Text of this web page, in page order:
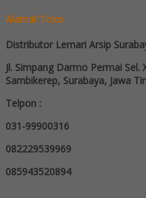
Alamat Toko
Distributor Lemari Arsip
Jl. Simpang Darmo Permai Sel.
Sambikerep, Surabaya, Jawa
Telpon :
031-99900316
082229539969
085943520894